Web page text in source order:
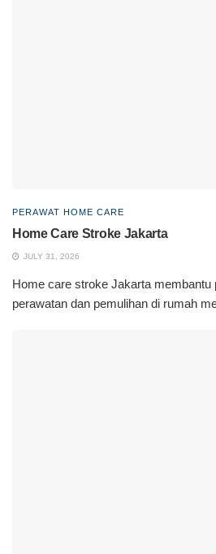
PERAWAT HOME CARE
Home Care Stroke Jakarta
JULY 31, 2026
Home care stroke Jakarta membantu
perawatan dan pemulihan di rumah